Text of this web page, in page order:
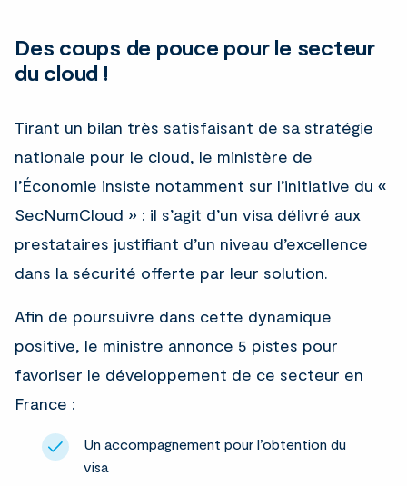
Des coups de pouce pour le secteur
du cloud !
Tirant un bilan très satisfaisant de sa stratégie
nationale pour le cloud, le ministère de
l’Économie insiste notamment sur l’initiative du «
SecNumCloud » : il s’agit d’un visa délivré aux
prestataires justifiant d’un niveau d’excellence
dans la sécurité offerte par leur solution.
Afin de poursuivre dans cette dynamique
positive, le ministre annonce 5 pistes pour
favoriser le développement de ce secteur en
France :
Un accompagnement pour l’obtention du
visa